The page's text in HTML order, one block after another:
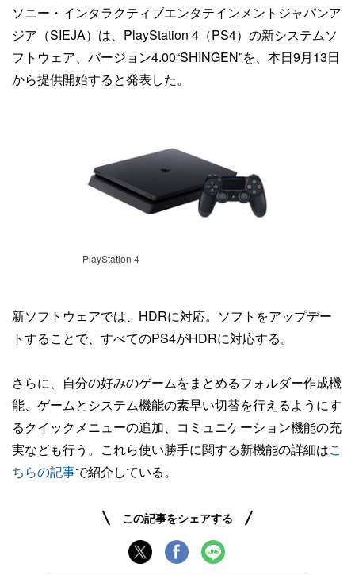
ソニー・インタラクティブエンタテインメントジャパンア
ジア（SIEJA）は、PlayStation 4（PS4）の新システムソ
フトウェア、バージョン4.00“SHINGEN”を、本日9月13日
から提供開始すると発表した。
PlayStation 4
新ソフトウェアでは、HDRに対応。ソフトをアップデー
トすることで、すべてのPS4がHDRに対応する。
さらに、自分の好みのゲームをまとめるフォルダー作成機
能、ゲームとシステム機能の素早い切替を行えるようにす
るクイックメニューの追加、コミュニケーション機能の充
実なども行う。これら使い勝手に関する新機能の詳細はこ
ちらの記事で紹介している。
この記事をシェアする